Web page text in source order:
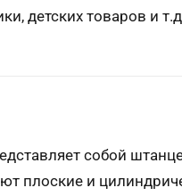
детских товаров и
собой
плоские и